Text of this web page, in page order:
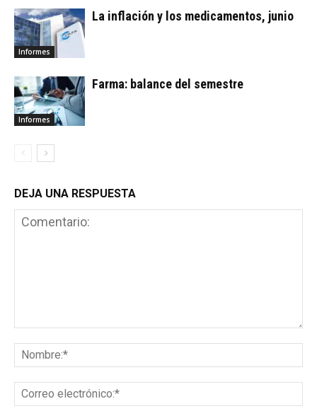
Informes
La inflación y los medicamentos, junio
Informes
Farma: balance del semestre
DEJA UNA RESPUESTA